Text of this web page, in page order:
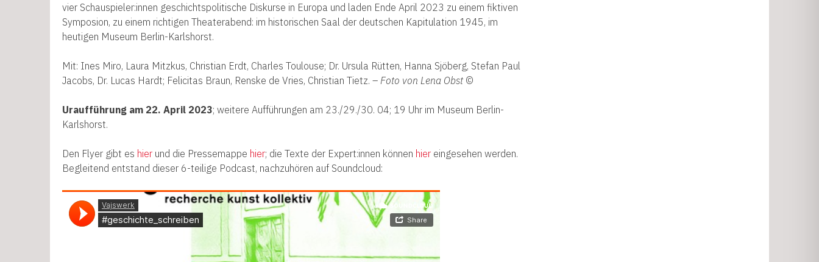
vier Schauspieler:innen geschichtspolitische Diskurse in Europa und laden Ende April 2023 zu einem fiktiven
Symposion, zu einem richtigen Theaterabend: im historischen Saal der deutschen Kapitulation 1945, im
heutigen Museum Berlin-Karlshorst.
Mit: Ines Miro, Laura Mitzkus, Christian Erdt, Charles Toulouse; Dr. Ursula Rütten, Hanna Sjöberg, Stefan Paul
Jacobs, Dr. Lucas Hardt; Felicitas Braun, Renske de Vries, Christian Tietz. – Foto von Lena Obst©
Uraufführung am 22. April 2023; weitere Aufführungen am 23./29./30. 04; 19 Uhr im Museum Berlin-
Karlshorst.
Den Flyer gibt es hier und die Pressemappe hier; die Texte der Expert:innen können hier eingesehen werden.
Begleitend entstand dieser 6-teilige Podcast, nachzuhören auf Soundcloud: